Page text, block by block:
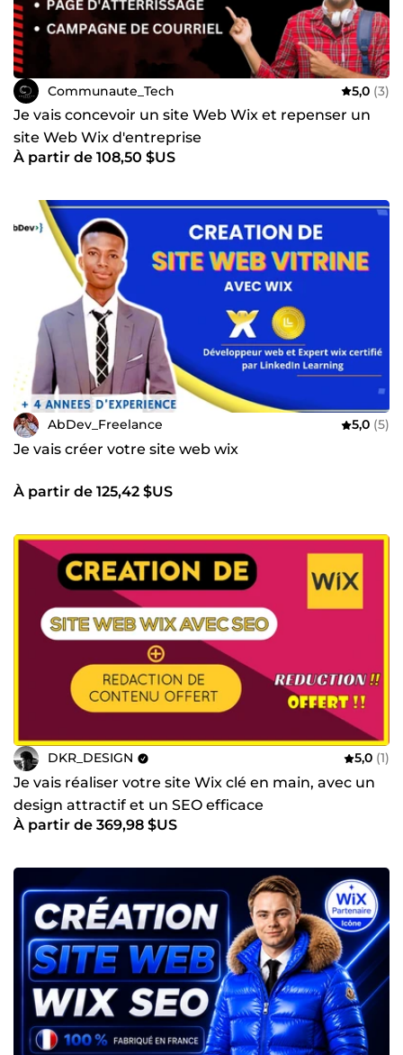
Communaute_Tech 5,0 (3)
Je vais concevoir un site Web Wix et repenser un
site Web Wix d'entreprise
À partir de 108,50 $US
AbDev_Freelance 5,0 (5)
Je vais créer votre site web wix
À partir de 125,42 $US
DKR_DESIGN 5,0 (1)
Je vais réaliser votre site Wix clé en main, avec un
design attractif et un SEO efficace
À partir de 369,98 $US